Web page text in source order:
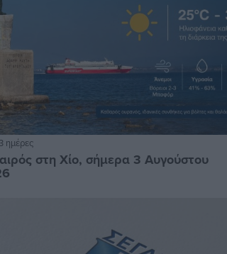
ημέρες
στη Χίο, σήμερα 3 Αυγούστου